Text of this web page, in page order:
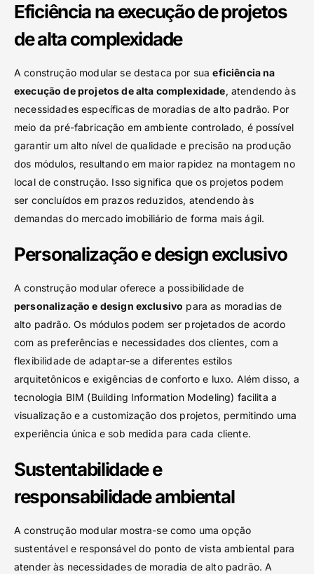
Eficiência na execução de projetos
de alta complexidade
A construção modular se destaca por suaeficiência na
execução de projetos de alta complexidade, atendendo às
necessidades específicas de moradias de alto padrão. Por
meio da pré-fabricação em ambiente controlado, é possível
garantir um alto nível de qualidade e precisão na produção
dos módulos, resultando em maior rapidez na montagem no
local de construção. Isso significa que os projetos podem
ser concluídos em prazos reduzidos, atendendo às
demandas do mercado imobiliário de forma mais ágil.
Personalização e design exclusivo
A construção modular oferece a possibilidade de
personalização e design exclusivo para as moradias de
alto padrão. Os módulos podem ser projetados de acordo
com as preferências e necessidades dos clientes, com a
flexibilidade de adaptar-se a diferentes estilos
arquitetônicos e exigências de conforto e luxo. Além disso, a
tecnologia BIM (Building Information Modeling) facilita a
visualização e a customização dos projetos, permitindo uma
experiência única e sob medida para cada cliente.
Sustentabilidade e
responsabilidade ambiental
A construção modular mostra-se como uma opção
sustentável e responsável do ponto de vista ambiental para
atender às necessidades de moradia de alto padrão. A